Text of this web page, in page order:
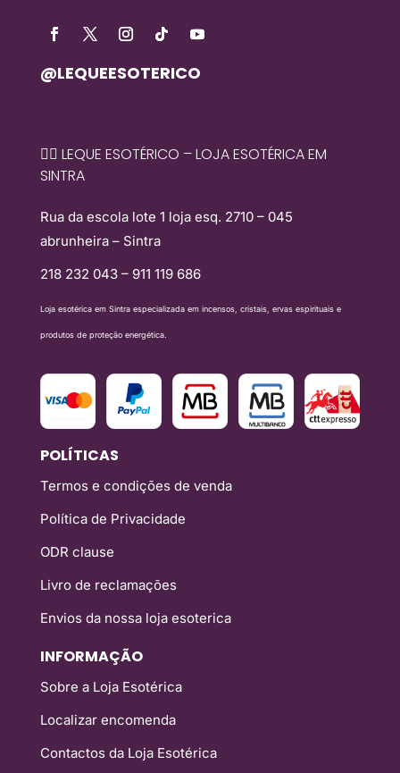
@LEQUEESOTERICO
🧙‍♀️ LEQUE ESOTÉRICO – LOJA ESOTÉRICA EM
SINTRA
Rua da escola lote 1 loja esq. 2710 – 045
abrunheira – Sintra
218 232 043 – 911 119 686
Loja esotérica em Sintra especializada em incensos, cristais, ervas espirituais e
produtos de proteção energética.
POLÍTICAS
Termos e condições de venda
Política de Privacidade
ODR clause
Livro de reclamações
Envios da nossa loja esoterica
INFORMAÇÃO
Sobre a Loja Esotérica
Localizar encomenda
Contactos da Loja Esotérica